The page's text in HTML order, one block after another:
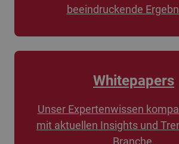
beeindruckende
Whitepapers
Unser Expertenwissen
mit aktuellen Insights und
Branche.